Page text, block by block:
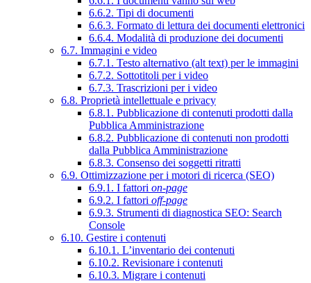
6.6.2. Tipi di documenti
6.6.3. Formato di lettura dei documenti elettronici
6.6.4. Modalità di produzione dei documenti
6.7. Immagini e video
6.7.1. Testo alternativo (alt text) per le immagini
6.7.2. Sottotitoli per i video
6.7.3. Trascrizioni per i video
6.8. Proprietà intellettuale e privacy
6.8.1. Pubblicazione di contenuti prodotti dalla
Pubblica Amministrazione
6.8.2. Pubblicazione di contenuti non prodotti
dalla Pubblica Amministrazione
6.8.3. Consenso dei soggetti ritratti
6.9. Ottimizzazione per i motori di ricerca (SEO)
6.9.1. I fattori on-page
6.9.2. I fattori off-page
6.9.3. Strumenti di diagnostica SEO: Search
Console
6.10. Gestire i contenuti
6.10.1. L’inventario dei contenuti
6.10.2. Revisionare i contenuti
6.10.3. Migrare i contenuti